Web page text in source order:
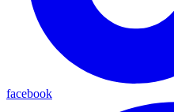
facebook